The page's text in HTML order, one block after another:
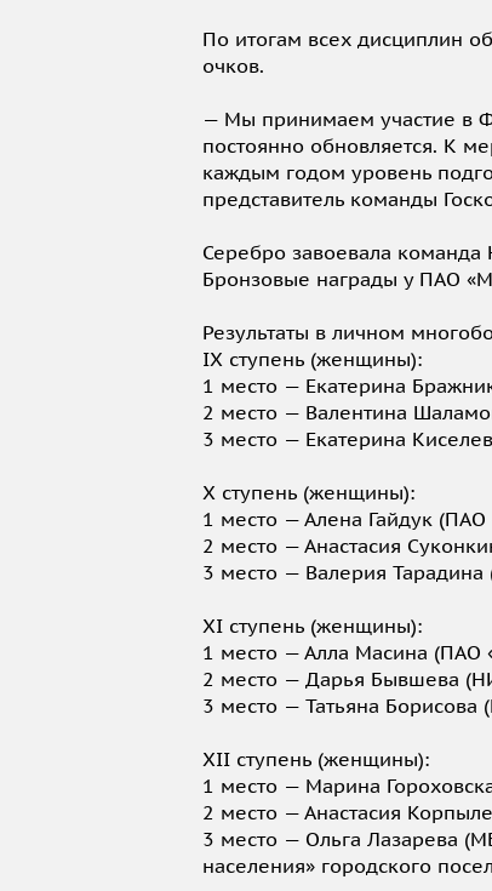
По итогам всех дисциплин
очков.
— Мы принимаем участие в
постоянно обновляется. К
каждым годом уровень
представитель команды
Серебро завоевала
Бронзовые награды у ПАО
Результаты в личном
IX ступень (женщины):
1 место — Екатерина
2 место — Валентина
3 место — Екатерина
X ступень (женщины):
1 место — Алена Гайдук (ПАО
2 место — Анастасия
3 место — Валерия
XI ступень (женщины):
1 место — Алла Масина (ПАО
2 место — Дарья Бывшева
3 место — Татьяна Борисова
XII ступень (женщины):
1 место — Марина
2 место — Анастасия
3 место — Ольга Лазарева
населения» городского